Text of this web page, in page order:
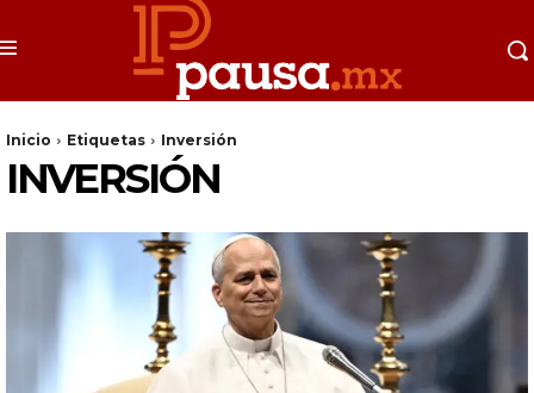
Inicio Etiquetas Inversión
INVERSIÓN